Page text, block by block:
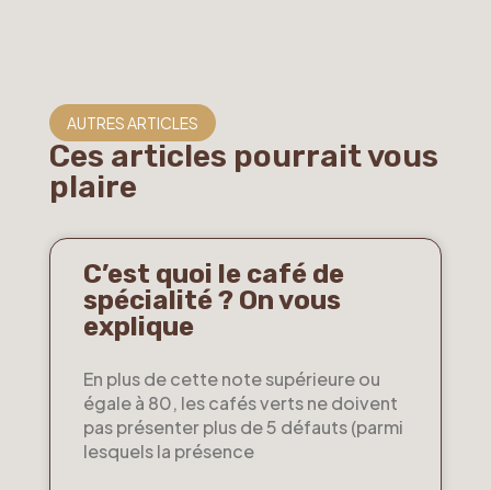
AUTRES ARTICLES
Ces articles pourrait vous
plaire
C’est quoi le café de
spécialité ? On vous
explique
En plus de cette note supérieure ou
égale à 80, les cafés verts ne doivent
pas présenter plus de 5 défauts (parmi
lesquels la présence